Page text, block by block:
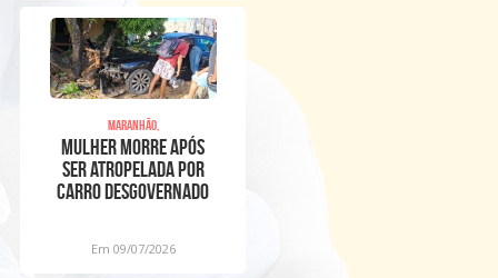
Maranhão,
Mulher morre após
ser atropelada por
carro desgovernado
Em 09/07/2026